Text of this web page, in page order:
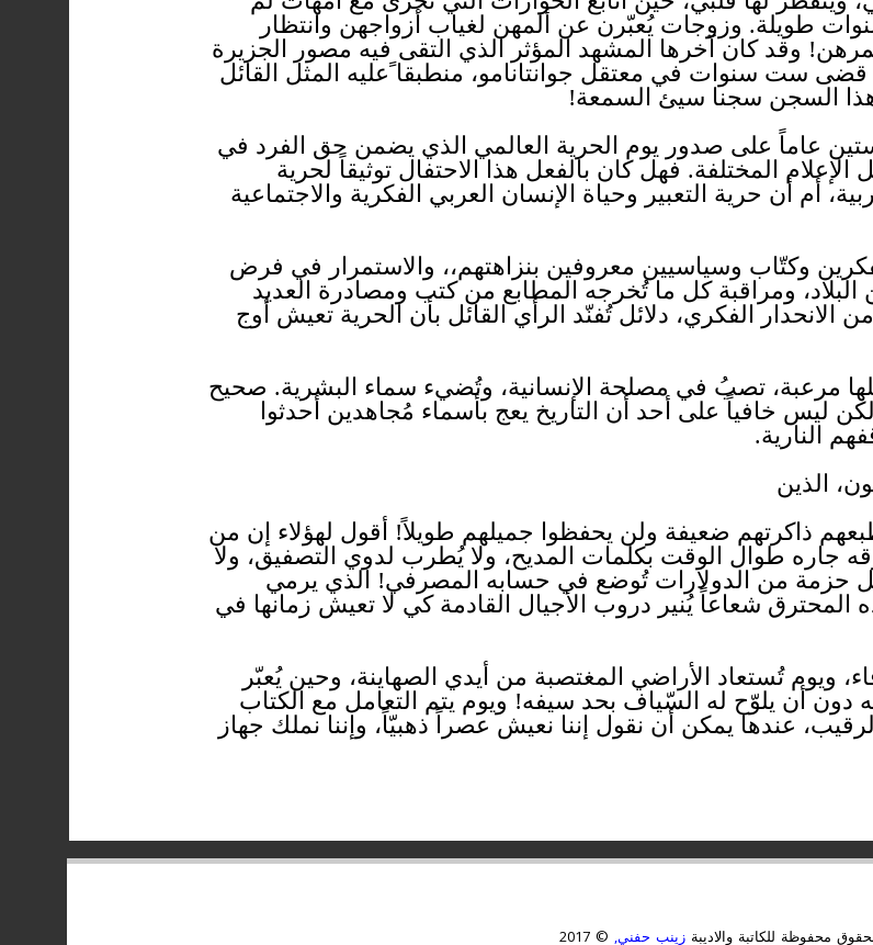
طويلة. وزوجات يُعبّرن عن ألمهن لغياب أزواجهن وانتظار
وقد كان آخرها المشهد المؤثر الذي التقى فيه مصور الجزيرة
ست سنوات في معتقل جوانتانامو، منطبقا ًعليه المثل القائل
السجن سجنا سيئ السمعة!
ستين عاماً على صدور يوم الحرية العالمي الذي يضمن حق الفرد في
المختلفة. فهل كان بالفعل هذا الاحتفال توثيقاً لحرية
أم أن حرية التعبير وحياة الإنسان العربي الفكرية والاجتماعية
وكتّاب وسياسيين معروفين بنزاهتهم،، والاستمرار في فرض
ومراقبة كل ما تُخرجه المطابع من كتب ومصادرة العديد
الفكري، دلائل تُفنّد الرأي القائل بأن الحرية تعيش أوج
مرعبة، تصبُ في مصلحة الإنسانية، وتُضيء سماء البشرية. صحيح
ليس خافياً على أحد أن التاريخ يعج بأسماء مُجاهدين أحدثوا
النارية.
الذين
ذاكرتهم ضعيفة ولن يحفظوا جميلهم طويلاً! أقول لهؤلاء إن من
جاره طوال الوقت بكلمات المديح، ولا يُطرب لدوي التصفيق، ولا
حزمة من الدولارات تُوضع في حسابه المصرفي! الذي يرمي
شعاعاً يُنير دروب الأجيال القادمة كي لا تعيش زمانها في
ويوم تُستعاد الأراضي المغتصبة من أيدي الصهاينة، وحين يُعبّر
أن يلوّح له السّياف بحد سيفه! ويوم يتم التعامل مع الكتاب
عندها يمكن أن نقول إننا نعيش عصراً ذهبيّاً، وإننا نملك جهاز
محفوظة للكاتبة والاديبةزينب حفني, © 2017